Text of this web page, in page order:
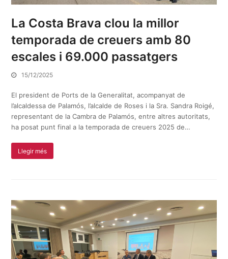
La Costa Brava clou la millor
temporada de creuers amb 80
escales i 69.000 passatgers
15/12/2025
El president de Ports de la Generalitat, acompanyat de
l’alcaldessa de Palamós, l’alcalde de Roses i la Sra. Sandra Roigé,
representant de la Cambra de Palamós, entre altres autoritats,
ha posat punt final a la temporada de creuers 2025 de…
Llegir més